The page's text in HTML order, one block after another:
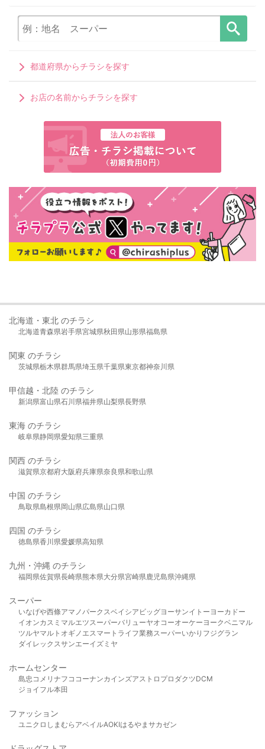
都道府県からチラシを探す
お店の名前からチラシを探す
北海道・東北 のチラシ
北海道青森県岩手県宮城県秋田県山形県福島県
関東 のチラシ
茨城県栃木県群馬県埼玉県千葉県東京都神奈川県
甲信越・北陸 のチラシ
新潟県富山県石川県福井県山梨県長野県
東海 のチラシ
岐阜県静岡県愛知県三重県
関西 のチラシ
滋賀県京都府大阪府兵庫県奈良県和歌山県
中国 のチラシ
鳥取県島根県岡山県広島県山口県
四国 のチラシ
徳島県香川県愛媛県高知県
九州・沖縄 のチラシ
福岡県佐賀県長崎県熊本県大分県宮崎県鹿児島県沖縄県
スーパー
いなげや西條アマノパークスベイシア ビッグヨーサンイトーヨーカドー
イオンカスミ マルエツスーパーバリューヤオコーオーケー ヨークベニマル
ツルヤマルト オギノ エスマート ライフ業務スーパーいかり フジグラン
ダイレックスサンエーイズミヤ
ホームセンター
島忠 コメリ ナフコ コーナンカインズアストロプロダクツDCM
ジョイフル本田
ファッション
ユニクロ しまむら アベイルAOKIはるやま サカゼン